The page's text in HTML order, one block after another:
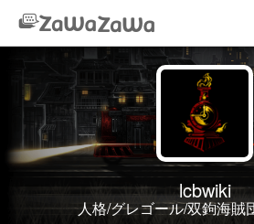
lcbwiki
人格/グレゴール/双鉤海賊